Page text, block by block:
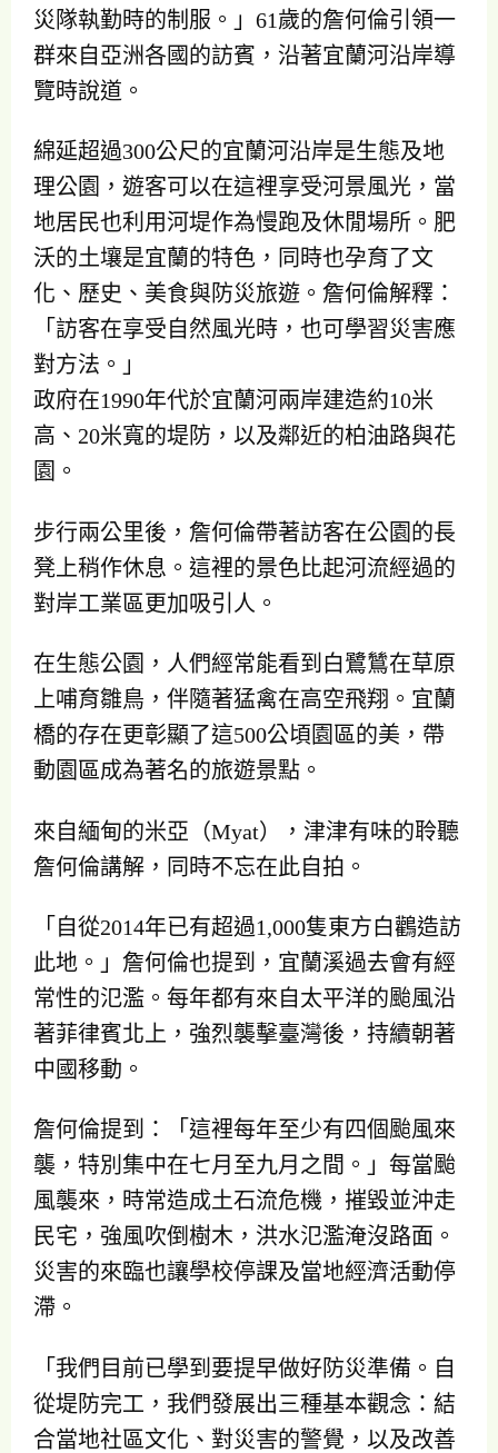
災隊執勤時的制服。」61歲的詹何倫引領一
群來自亞洲各國的訪賓，沿著宜蘭河沿岸導
覽時說道。
綿延超過300公尺的宜蘭河沿岸是生態及地
理公園，遊客可以在這裡享受河景風光，當
地居民也利用河堤作為慢跑及休閒場所。肥
沃的土壤是宜蘭的特色，同時也孕育了文
化、歷史、美食與防災旅遊。詹何倫解釋：
「訪客在享受自然風光時，也可學習災害應
對方法。」
政府在1990年代於宜蘭河兩岸建造約10米
高、20米寬的堤防，以及鄰近的柏油路與花
園。
步行兩公里後，詹何倫帶著訪客在公園的長
凳上稍作休息。這裡的景色比起河流經過的
對岸工業區更加吸引人。
在生態公園，人們經常能看到白鷺鷥在草原
上哺育雛鳥，伴隨著猛禽在高空飛翔。宜蘭
橋的存在更彰顯了這500公頃園區的美，帶
動園區成為著名的旅遊景點。
來自緬甸的米亞（Myat），津津有味的聆聽
詹何倫講解，同時不忘在此自拍。
「自從2014年已有超過1,000隻東方白鸛造訪
此地。」詹何倫也提到，宜蘭溪過去會有經
常性的氾濫。每年都有來自太平洋的颱風沿
著菲律賓北上，強烈襲擊臺灣後，持續朝著
中國移動。
詹何倫提到：「這裡每年至少有四個颱風來
襲，特別集中在七月至九月之間。」每當颱
風襲來，時常造成土石流危機，摧毀並沖走
民宅，強風吹倒樹木，洪水氾濫淹沒路面。
災害的來臨也讓學校停課及當地經濟活動停
滯。
「我們目前已學到要提早做好防災準備。自
從堤防完工，我們發展出三種基本觀念：結
合當地社區文化、對災害的警覺，以及改善